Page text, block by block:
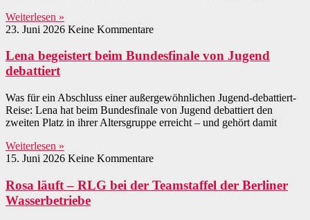
Weiterlesen »
23. Juni 2026 Keine Kommentare
Lena begeistert beim Bundesfinale von Jugend
debattiert
Was für ein Abschluss einer außergewöhnlichen Jugend-debattiert-
Reise: Lena hat beim Bundesfinale von Jugend debattiert den
zweiten Platz in ihrer Altersgruppe erreicht – und gehört damit
Weiterlesen »
15. Juni 2026 Keine Kommentare
Rosa läuft – RLG bei der Teamstaffel der Berliner
Wasserbetriebe